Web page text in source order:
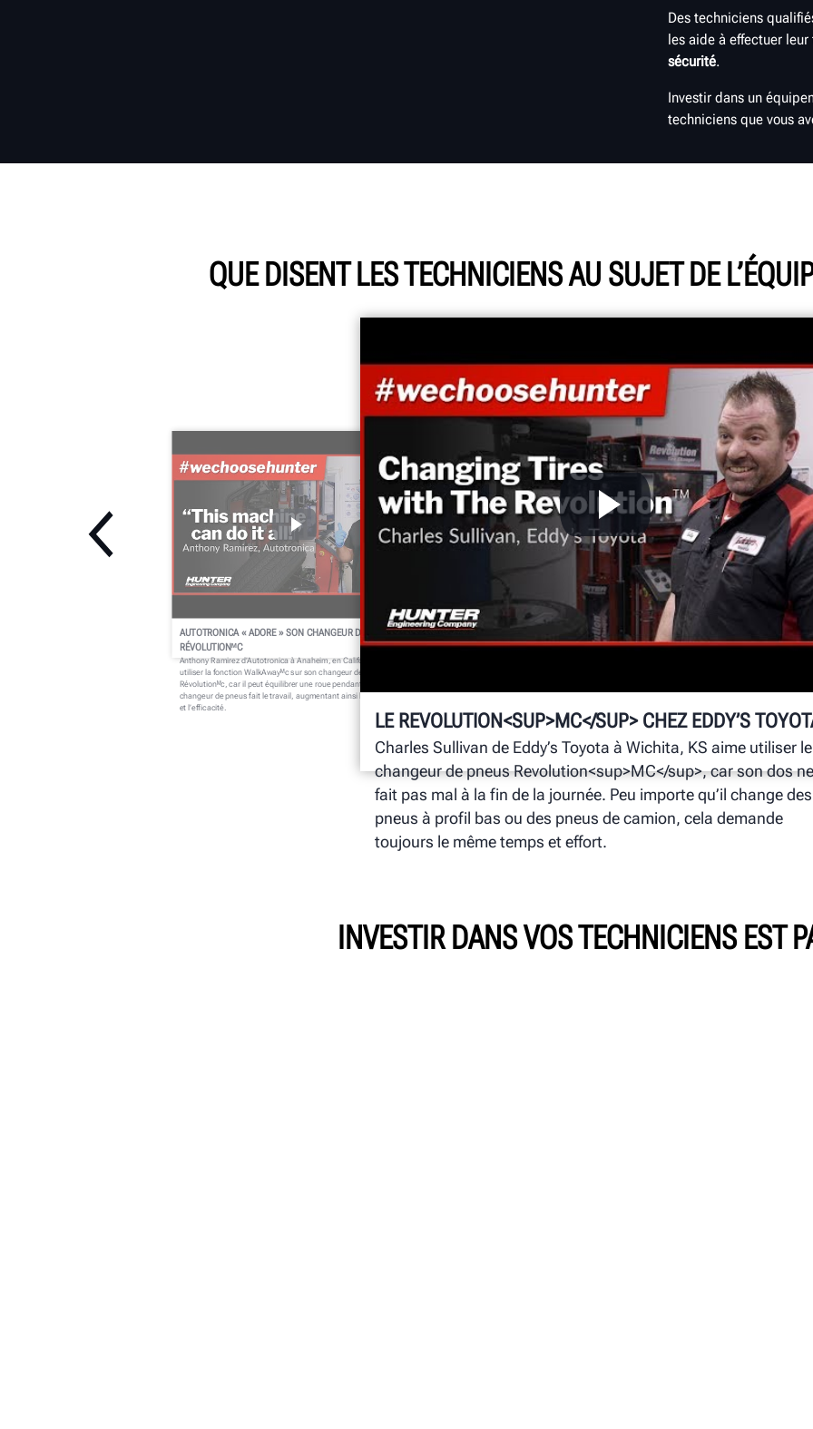
Des techniciens
les aide à effectuer
sécurité.
Investir dans un
techniciens que vous
QUE DISENT LES TECHNICIENS AU SUJET DE
LE REVOLUTION<SUP>MC</SUP> CHEZ EDDY’S
Charles Sullivan de Eddy’s Toyota à Wichita, KS aime utiliser le
changeur de pneus Revolution<sup>MC</sup>, car son dos
fait pas mal à la fin de la journée. Peu importe qu’il change des
pneus à profil bas ou des pneus de camion, cela demande
toujours le même temps et effort.
AUTOTRONICA « ADORE » SON CHANGEUR DE PNEUS
RÉVOLUTIONᴹC
Anthony Ramirez d’Autotronica à Anaheim, en Californie, adore
utiliser la fonction WalkAwayᴹc sur son changeur de pneus
Révolutionᴹc, car il peut équilibrer une roue pendant que le
changeur de pneus fait le travail, augmentant ainsi la productivité
et l’efficacité.
INVESTIR DANS VOS TECHNICIENS EST